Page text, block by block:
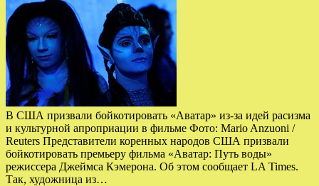
В США призвали бойкотировать «Аватар» из-за идей расизма
и культурной апроприации в фильме Фото: Mario Anzuoni /
Reuters Представители коренных народов США призвали
бойкотировать премьеру фильма «Аватар: Путь воды»
режиссера Джеймса Кэмерона. Об этом сообщает LA Times.
Так, художница из…